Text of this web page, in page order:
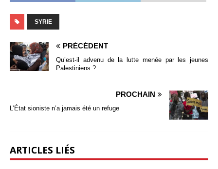
SYRIE
PRÉCÉDENT
Qu’est-il advenu de la lutte menée par les jeunes
Palestiniens ?
PROCHAIN
L’État sioniste n’a jamais été un refuge
ARTICLES LIÉS